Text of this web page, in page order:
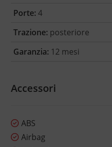
Porte: 4
Trazione: posteriore
Garanzia: 12 mesi
Accessori
ABS
Airbag